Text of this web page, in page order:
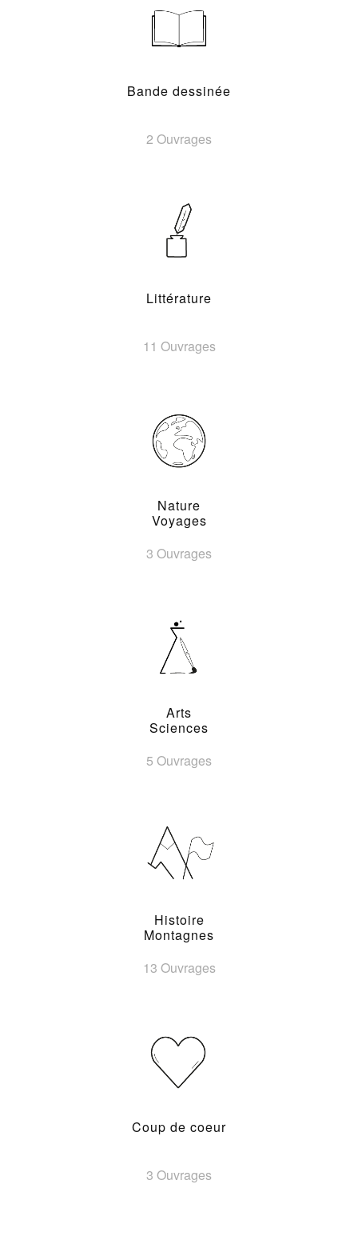
Bande dessinée
2 Ouvrages
Littérature
11 Ouvrages
Nature
Voyages
3 Ouvrages
Arts
Sciences
5 Ouvrages
Histoire
Montagnes
13 Ouvrages
Coup de coeur
3 Ouvrages